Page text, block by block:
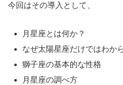
今回はその導入として、
月星座とは何か？
なぜ太陽星座だけではわか
獅子座の基本的な性格
月星座の調べ方